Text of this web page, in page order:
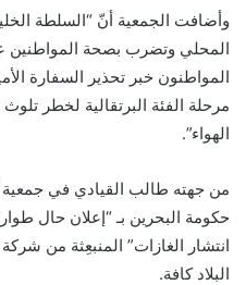
وأضافت الجمعية أنّ “السلطة
المحلي وتضرب بصحة المواطنين
المواطنون خبر تحذير السفارة
مرحلة الفئة البرتقالية لخطر
الهواء”.
من جهته طالب القيادي في
حكومة البحرين بـ “إعلان حال
انتشار الغازات” المنبعِثة من
البلاد كافة.